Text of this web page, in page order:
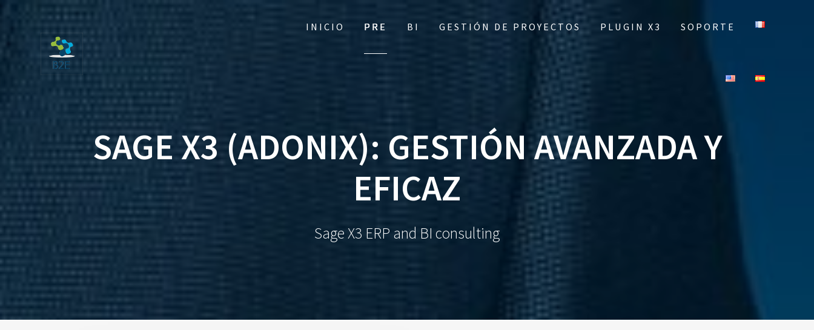
contenido
INICIO PRE BI GESTIÓN DE PROYECTOS PLUGIN X3 SOPORTE
SAGE X3 (ADONIX): GESTIÓN AVANZADA Y
EFICAZ
Sage X3 ERP and BI consulting